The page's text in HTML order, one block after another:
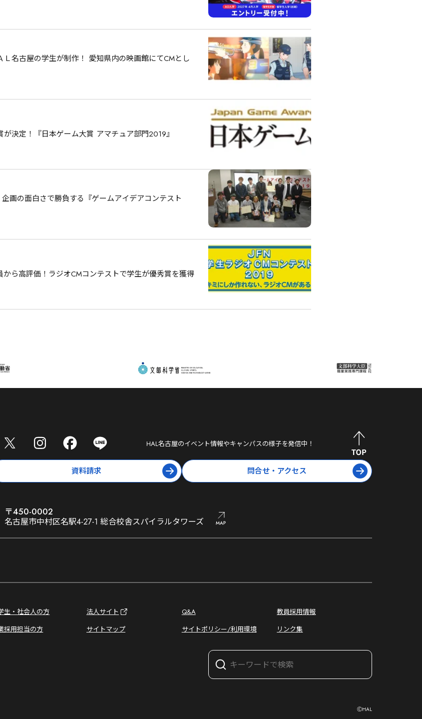
名古屋の学生が制作！ 愛知県内の映画館にてCMとし
決定！『日本ゲーム大賞 アマチュア部門2019』
画の面白さで勝負する『ゲームアイデアコンテスト
ら高評価！ラジオCMコンテストで学生が優秀賞を獲得
HAL名古屋のイベント情報やキャンパスの様子を発信中！
資料請求 問合せ・アクセス
〒450-0002
名古屋市中村区名駅4-27-1 総合校舎スパイラルタワーズ
生・社会人の方 法人サイト Q&A
教員採用情報
採用担当の方 サイトマップ サイトポリシー/利用環境 リンク集
ⒸHAL